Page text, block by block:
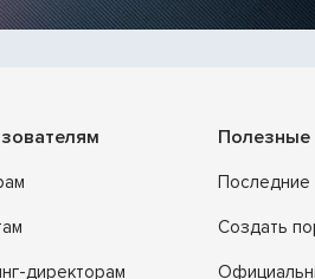
директорам
Полезные
Последние
Создать